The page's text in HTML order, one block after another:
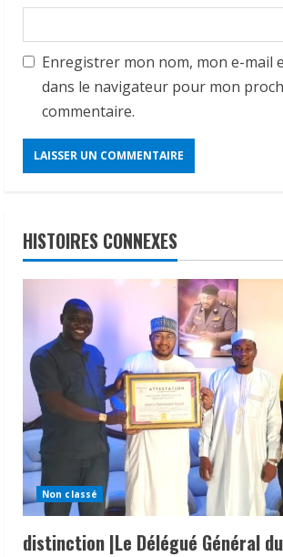
Enregistrer mon nom, mon e-mail
dans le navigateur pour mon
commentaire.
HISTOIRES CONNEXES
Non classé
distinction |Le Délégué Général du